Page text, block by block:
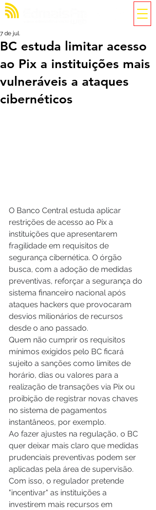
BC estuda limitar acesso
ao Pix a instituições mais
vulneráveis a ataques
cibernéticos
7 de jul.
O Banco Central estuda aplicar
restrições de acesso ao Pix a
instituições que apresentarem
fragilidade em requisitos de
segurança cibernética. O órgão
busca, com a adoção de medidas
preventivas, reforçar a segurança do
sistema financeiro nacional após
ataques hackers que provocaram
desvios milionários de recursos
desde o ano passado.
Quem não cumprir os requisitos
mínimos exigidos pelo BC ficará
sujeito a sanções como limites de
horário, dias ou valores para a
realização de transações via Pix ou
proibição de registrar novas chaves
no sistema de pagamentos
instantâneos, por exemplo.
Ao fazer ajustes na regulação, o BC
quer deixar mais claro que medidas
prudenciais preventivas podem ser
aplicadas pela área de supervisão.
Com isso, o regulador pretende
"incentivar" as instituições a
investirem mais recursos em